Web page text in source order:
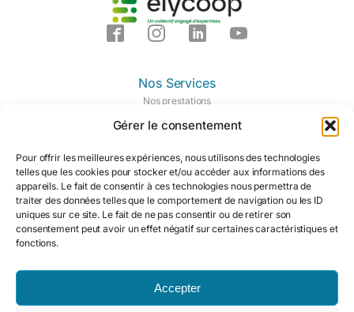
Gérer le consentement
Pour offrir les meilleures expériences, nous utilisons des technologies
telles que les cookies pour stocker et/ou accéder aux informations des
appareils. Le fait de consentir à ces technologies nous permettra de
traiter des données telles que le comportement de navigation ou les ID
uniques sur ce site. Le fait de ne pas consentir ou de retirer son
consentement peut avoir un effet négatif sur certaines caractéristiques et
fonctions.
Accepter
Nos Services
Nos prestations
Notre centre de formation
Mon espace
Qui nous sommes
Les membres
La coopérative
Pourquoi nous rejoindre ?
Notre actualité
Mentions légales
Politique de cookies